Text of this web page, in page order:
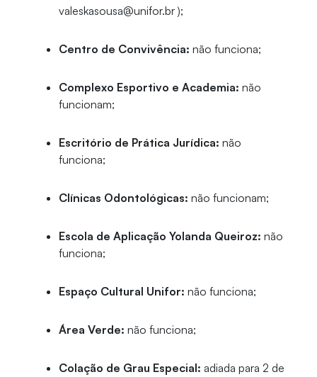
valeskasousa@unifor.br );
Centro de Convivência: não funciona;
Complexo Esportivo e Academia: não
funcionam;
Escritório de Prática Jurídica: não
funciona;
Clínicas Odontológicas: não funcionam;
Escola de Aplicação Yolanda Queiroz: não
funciona;
Espaço Cultural Unifor: não funciona;
Área Verde: não funciona;
Colação de Grau Especial: adiada para 2 de